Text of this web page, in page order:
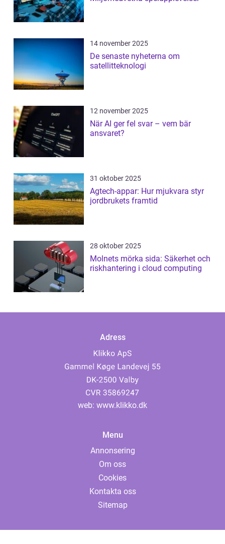
14 november 2025
De senaste nyheterna om
satellitteknologi
12 november 2025
När AI ger fel svar – vem bär
ansvaret?
31 oktober 2025
Agtech-appar: Hur mjukvara styr
jordbrukets framtid
28 oktober 2025
Molnets mörka sida: Säkerhet och
riskhantering i cloud computing
Adress
web: www.klikko.dk
Menu
Annonsering
Om oss
Cookies
Kontakta oss
Sitemap